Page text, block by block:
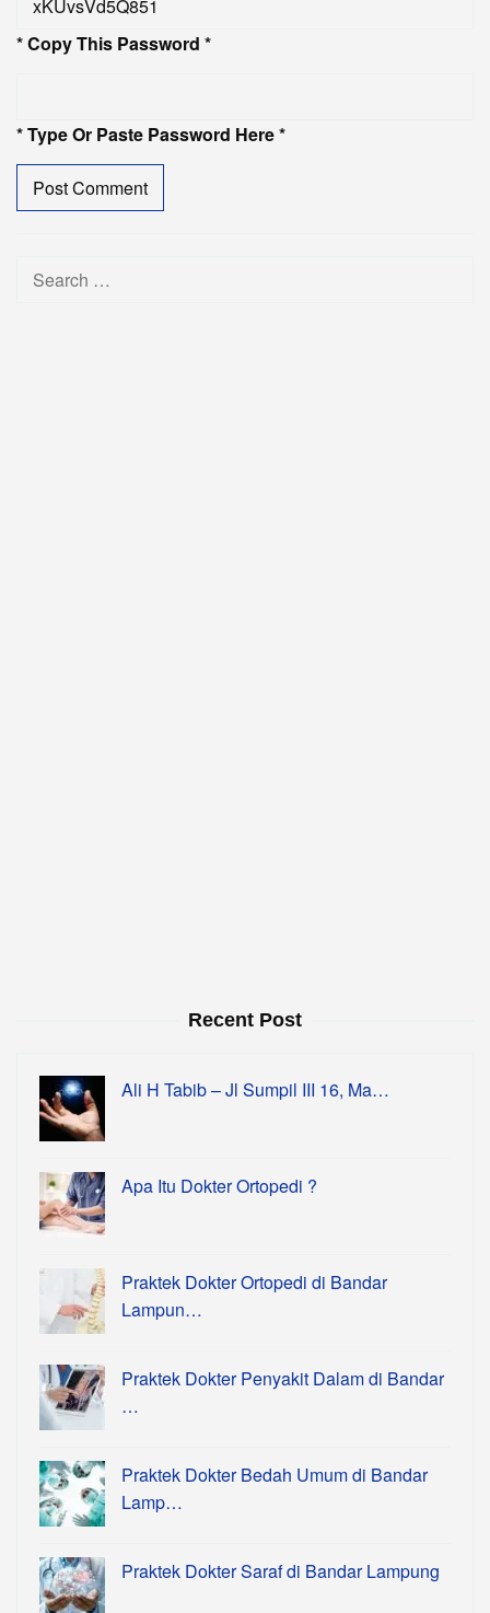
* Copy This Password *
* Type Or Paste Password Here *
Search
Recent Post
Ali H Tabib – Jl Sumpil III 16, Ma…
Apa Itu Dokter Ortopedi ?
Praktek Dokter Ortopedi di Bandar
Lampun…
Praktek Dokter Penyakit Dalam di Bandar
…
Praktek Dokter Bedah Umum di Bandar
Lamp…
Praktek Dokter Saraf di Bandar Lampung